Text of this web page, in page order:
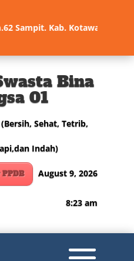
Sampit. Kab. Kotawaringin
Bina
01
(Bersih, Sehat, Tetrib,
Indah)
August 9, 2026
8:23 am